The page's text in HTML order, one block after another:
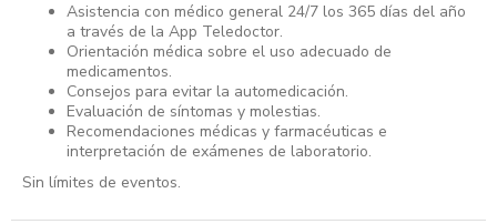
Asistencia con médico general 24/7 los 365 días del año
a través de la App Teledoctor.
Orientación médica sobre el uso adecuado de
medicamentos.
Consejos para evitar la automedicación.
Evaluación de síntomas y molestias.
Recomendaciones médicas y farmacéuticas e
interpretación de exámenes de laboratorio.
Sin límites de eventos.